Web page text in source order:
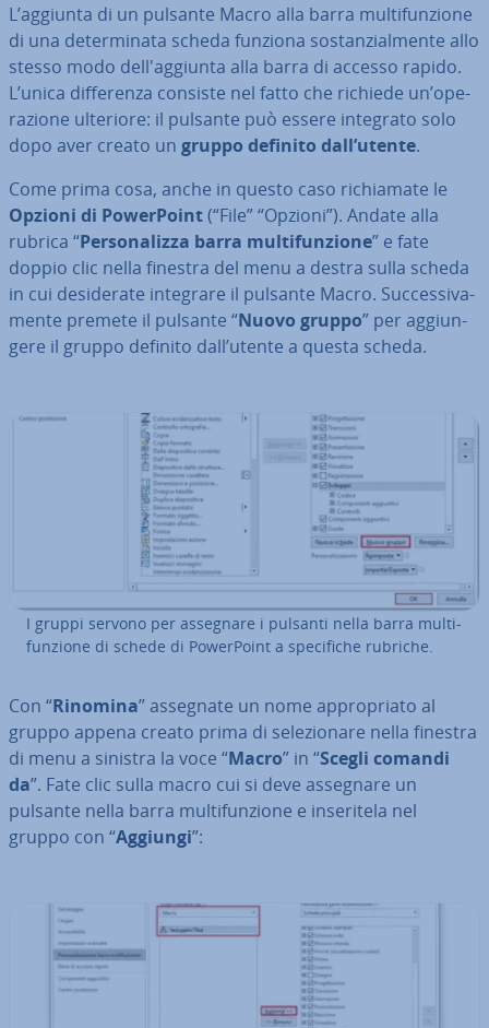
L’aggiunta di un pulsante Macro alla barra mul­ti­fun­zio­ne
di una de­ter­mi­na­ta scheda funziona so­stan­zial­men­te allo
stesso modo del­l'ag­giun­ta alla barra di accesso rapido.
L’unica dif­fe­ren­za consiste nel fatto che richiede un’ope­
ra­zio­ne ulteriore: il pulsante può essere integrato solo
dopo aver creato un gruppo definito dall’utente.
Come prima cosa, anche in questo caso ri­chia­ma­te le
Opzioni di Po­wer­Point(“File” “Opzioni”). Andate alla
rubrica “Per­so­na­liz­za barra mul­ti­fun­zio­ne” e fate
doppio clic nella finestra del menu a destra sulla scheda
in cui de­si­de­ra­te integrare il pulsante Macro. Suc­ces­si­va­
men­te premete il pulsante “Nuovo gruppo” per ag­giun­
ge­re il gruppo definito dall’utente a questa scheda.
I gruppi servono per assegnare i pulsanti nella barra mul­ti­
fun­zio­ne di schede di Po­wer­Point a spe­ci­fi­che rubriche.
Con “Rinomina” assegnate un nome ap­pro­pria­to al
gruppo appena creato prima di se­le­zio­na­re nella finestra
di menu a sinistra la voce “Macro” in “Scegli comandi
da”. Fate clic sulla macro cui si deve assegnare un
pulsante nella barra mul­ti­fun­zio­ne e in­se­ri­te­la nel
gruppo con “Aggiungi”: